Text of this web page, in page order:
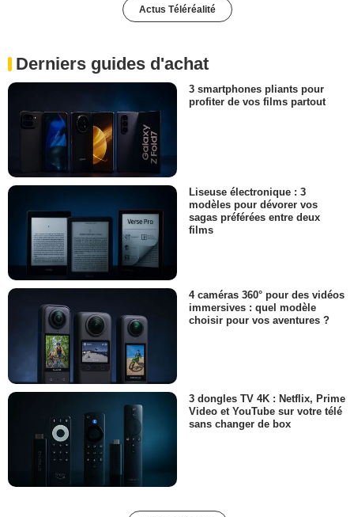
Actus Téléréalité
Derniers guides d'achat
3 smartphones pliants pour
profiter de vos films partout
Liseuse électronique : 3
modèles pour dévorer vos
sagas préférées entre deux
films
4 caméras 360° pour des vidéos
immersives : quel modèle
choisir pour vos aventures ?
3 dongles TV 4K : Netflix, Prime
Video et YouTube sur votre télé
sans changer de box